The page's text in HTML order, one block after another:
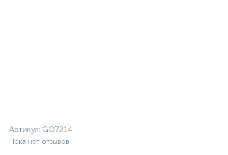
Артикул: GO7214
Пока нет отзывов